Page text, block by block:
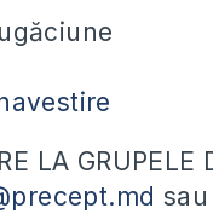
LA GRUPELE
sau